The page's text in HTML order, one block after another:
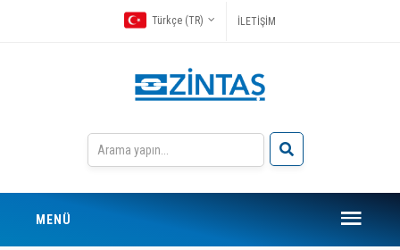
Türkçe (TR) İLETİŞİM
MENÜ